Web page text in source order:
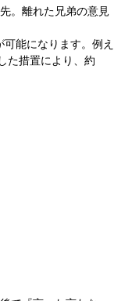
。離れた兄弟の意見
能になります。例え
た措置により、約